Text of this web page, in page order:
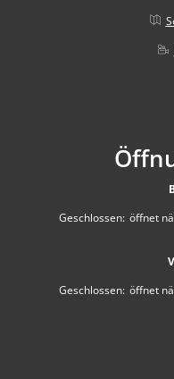
Klicken, um weitere
Geschlossen: öffnet
Klicken, um weitere
Geschlossen: öffnet